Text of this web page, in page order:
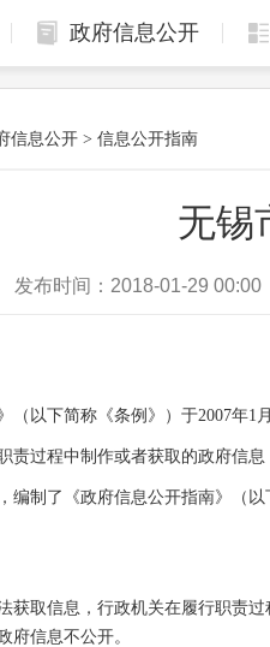
政府信息公开
信息公开 > 信息公开指南
无锡
发布时间：2018-01-29
（以下简称《条例》）于2007年1
程中制作或者获取的政府信息
了《政府信息公开指南》（以
取信息，行政机关在履行职责过
府信息不公开。